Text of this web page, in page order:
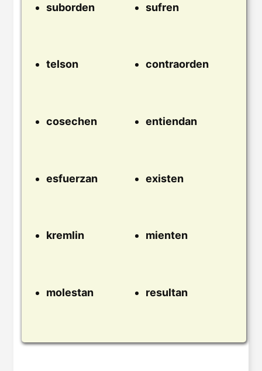
suborden sufren
telson contraorden
cosechen entiendan
esfuerzan existen
kremlin mienten
molestan resultan